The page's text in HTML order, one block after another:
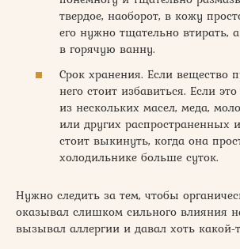
твердое, наоборот, в кожу
его нужно тщательно втирать,
в горячую ванну.
Срок хранения. Если вещество
него стоит избавиться. Если
из нескольких масел, меда,
или других распространенных
стоит выкинуть, когда она
холодильнике больше суток.
Нужно следить за тем, чтобы
оказывал слишком сильного влияния
вызывал аллергии и давал хоть какой-